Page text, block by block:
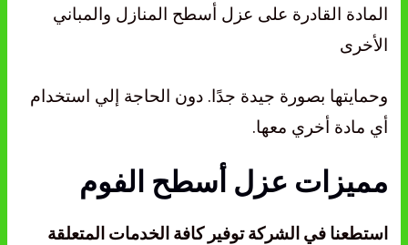
المادة القادرة على عزل أسطح المنازل والمباني
الأخرى
وحمايتها بصورة جيدة جدًا. دون الحاجة إلي استخدام
أي مادة أخري معها.
مميزات عزل أسطح الفوم
استطعنا في الشركة توفير كافة الخدمات المتعلقة